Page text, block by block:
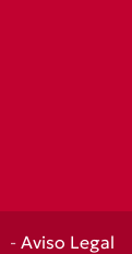
- Aviso Legal